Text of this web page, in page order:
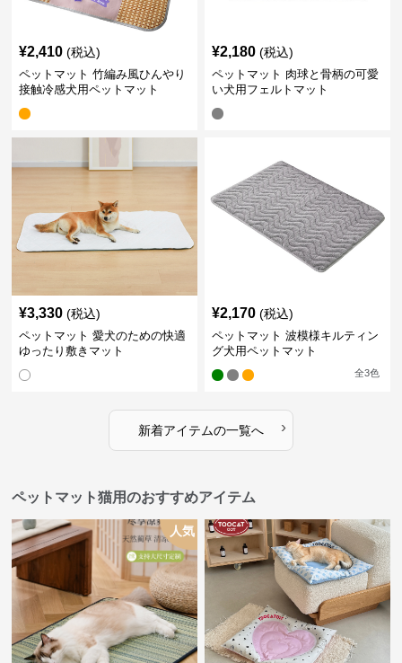
¥2,410 (税込)
ペットマット 竹編み風ひんやり
接触冷感犬用ペットマット
¥2,180 (税込)
ペットマット 肉球と骨柄の可愛
い犬用フェルトマット
¥3,330 (税込)
ペットマット 愛犬のための快適
ゆったり敷きマット
¥2,170 (税込)
ペットマット 波模様キルティン
グ犬用ペットマット
全3色
新着アイテムの一覧へ ›
ペットマット猫用のおすすめアイテム
人気